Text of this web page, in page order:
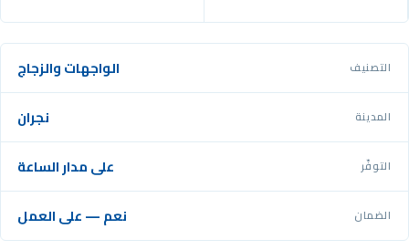
التصنيف الواجهات والزجاج
المدينة نجران
التوفّر على مدار الساعة
الضمان نعم — على العمل